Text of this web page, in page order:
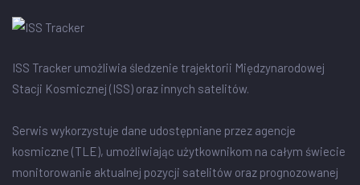
ISS Tracker umożliwia śledzenie trajektorii Międzynarodowej
Stacji Kosmicznej (ISS) oraz innych satelitów.
Serwis wykorzystuje dane udostępniane przez agencje
kosmiczne (TLE), umożliwiając użytkownikom na całym świecie
monitorowanie aktualnej pozycji satelitów oraz prognozowanej